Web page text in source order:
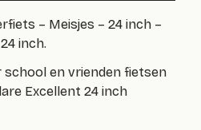
– Meisjes – 24 inch –
inch.
school en vrienden fietsen
Excellent 24 inch